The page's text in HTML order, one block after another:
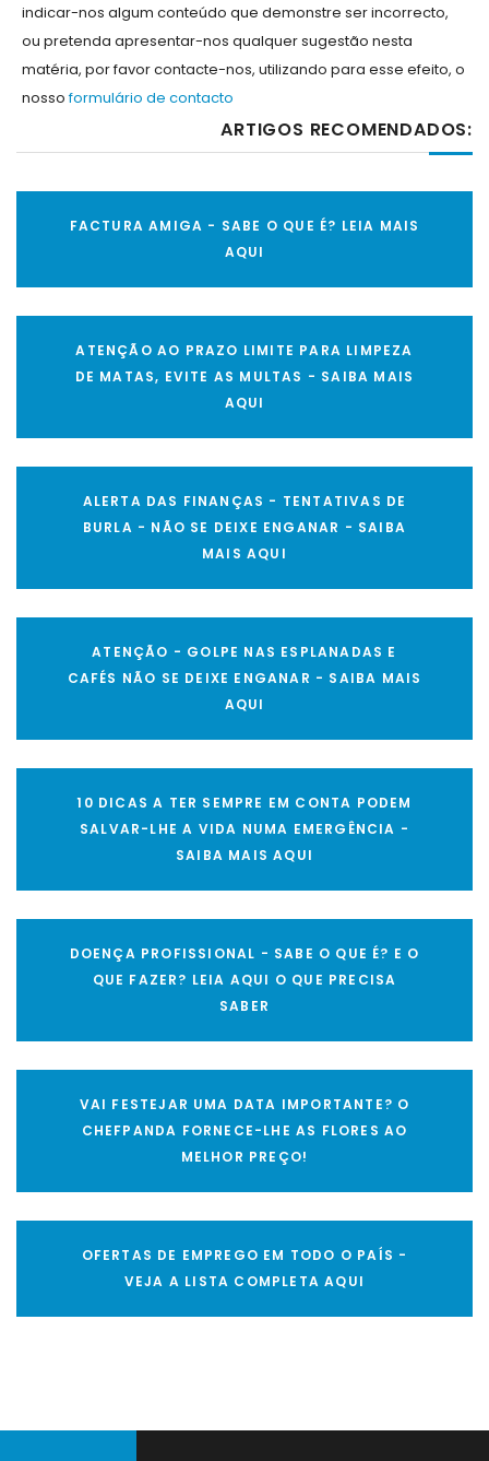
indicar-nos algum conteúdo que demonstre ser incorrecto,
ou pretenda apresentar-nos qualquer sugestão nesta
matéria, por favor contacte-nos, utilizando para esse efeito, o
nossoformulário de contacto
ARTIGOS RECOMENDADOS:
FACTURA AMIGA - SABE O QUE É? LEIA MAIS
AQUI
ATENÇÃO AO PRAZO LIMITE PARA LIMPEZA
DE MATAS, EVITE AS MULTAS - SAIBA MAIS
AQUI
ALERTA DAS FINANÇAS - TENTATIVAS DE
BURLA - NÃO SE DEIXE ENGANAR - SAIBA
MAIS AQUI
ATENÇÃO - GOLPE NAS ESPLANADAS E
CAFÉS NÃO SE DEIXE ENGANAR - SAIBA MAIS
AQUI
10 DICAS A TER SEMPRE EM CONTA PODEM
SALVAR-LHE A VIDA NUMA EMERGÊNCIA -
SAIBA MAIS AQUI
DOENÇA PROFISSIONAL - SABE O QUE É? E O
QUE FAZER? LEIA AQUI O QUE PRECISA
SABER
VAI FESTEJAR UMA DATA IMPORTANTE? O
CHEFPANDA FORNECE-LHE AS FLORES AO
MELHOR PREÇO!
OFERTAS DE EMPREGO EM TODO O PAÍS -
VEJA A LISTA COMPLETA AQUI